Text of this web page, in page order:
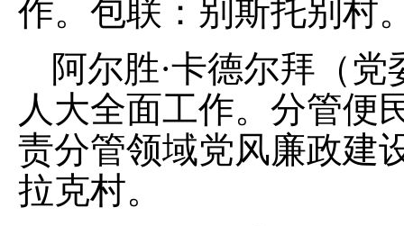
作。包联：别斯托别村
阿尔胜·卡德尔拜（党
人大全面工作。 分管便
责分管领域党风廉政建
拉克村。